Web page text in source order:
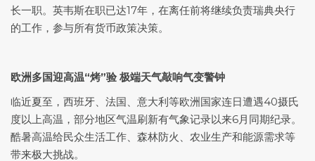
长一职。英韦斯在职已达17年，在离任前将继续负责瑞典央行
的工作，参与所有货币政策决策。
欧洲多国迎高温“烤”验 极端天气敲响气变警钟
临近夏至，西班牙、法国、意大利等欧洲国家连日遭遇40摄氏
度以上高温，部分地区气温刷新有气象记录以来6月同期纪录。
酷暑高温给民众生活工作、森林防火、农业生产和能源需求等
带来极大挑战。